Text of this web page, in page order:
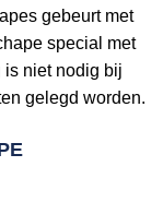
gebeurt met
special met
niet nodig bij
gelegd worden.